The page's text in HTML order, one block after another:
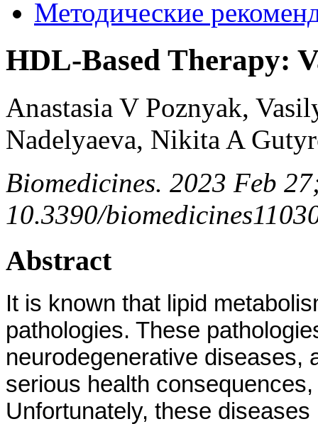
Методические
HDL-Based Therapy:
Anastasia V Poznyak,
Nadelyaeva, Nikita A
Biomedicines. 2023 Feb
10.3390/
Abstract
It is known that lipid
pathologies. These
neurodegenerative diseases,
serious health
Unfortunately, these